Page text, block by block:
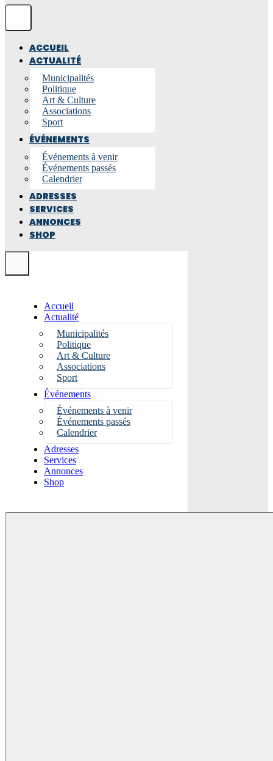
ACCUEIL
ACTUALITÉ
Municipalités
Politique
Art & Culture
Associations
Sport
ÉVÉNEMENTS
Événements à venir
Événements passés
Calendrier
ADRESSES
SERVICES
ANNONCES
SHOP
Accueil
Actualité
Municipalités
Politique
Art & Culture
Associations
Sport
Événements
Événements à venir
Événements passés
Calendrier
Adresses
Services
Annonces
Shop